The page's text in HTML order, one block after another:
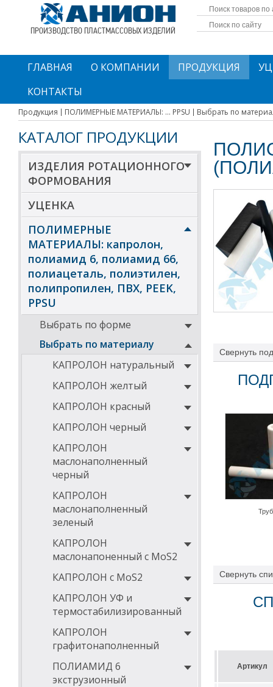
ПРОИЗВОДСТВО ПЛАСТМАССОВЫХ ИЗДЕЛИЙ
ГЛАВНАЯ О КОМПАНИИ ПРОДУКЦИЯ
КОНТАКТЫ
Продукция ПОЛИМЕРНЫЕ МАТЕРИАЛЫ: ... PPSU Выбрать по
КАТАЛОГ ПРОДУКЦИИ
ИЗДЕЛИЯ РОТАЦИОННОГО
ФОРМОВАНИЯ
УЦЕНКА
ПОЛИМЕРНЫЕ
МАТЕРИАЛЫ: капролон,
полиамид 6, полиамид 66,
полиацеталь, полиэтилен,
полипропилен, ПВХ, PEEK,
PPSU
Выбрать по форме
Выбрать по материалу
КАПРОЛОН натуральный
КАПРОЛОН желтый
КАПРОЛОН красный
КАПРОЛОН черный
КАПРОЛОН
маслонаполненный
черный
КАПРОЛОН
маслонаполненный
зеленый
КАПРОЛОН
маслонапоненный с MoS2
КАПРОЛОН с MoS2
КАПРОЛОН УФ и
термостабилизированный
КАПРОЛОН
графитонаполненный
ПОЛИАМИД 6
экструзионный
Свернуть
Свернуть
Артикул